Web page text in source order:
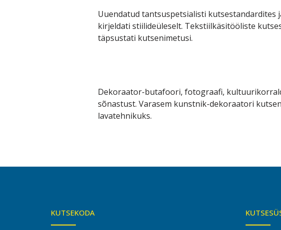
Uuendatud tantsuspetsialisti kutsestandardites
kirjeldati stiilideüleselt. Tekstiilkäsitööliste
täpsustati kutsenimetusi.
Dekoraator-butafoori, fotograafi,
sõnastust. Varasem kunstnik-dekoraatori
lavatehnikuks.
KUTSEKODA